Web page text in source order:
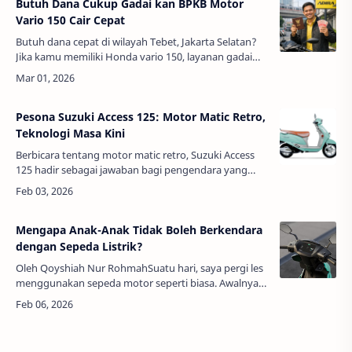
Butuh Dana Cukup Gadai kan BPKB Motor
Vario 150 Cair Cepat
Butuh dana cepat di wilayah Tebet, Jakarta Selatan?
Jika kamu memiliki Honda vario 150, layanan gadai
BPKB motor vario 150 terdekat di Tebet bisa menjadi
solusi praktis, aman, dan …
Pesona Suzuki Access 125: Motor Matic Retro,
Teknologi Masa Kini
Berbicara tentang motor matic retro, Suzuki Access
125 hadir sebagai jawaban bagi pengendara yang
menginginkan perpaduan antara gaya klasik yang
elegan dengan teknologi modern yang…
Mengapa Anak-Anak Tidak Boleh Berkendara
dengan Sepeda Listrik?
Oleh Qoyshiah Nur RohmahSuatu hari, saya pergi les
menggunakan sepeda motor seperti biasa. Awalnya
berjalan seperti biasa, sampai setengah jalan,
tepatnya di perempatan, ada a…